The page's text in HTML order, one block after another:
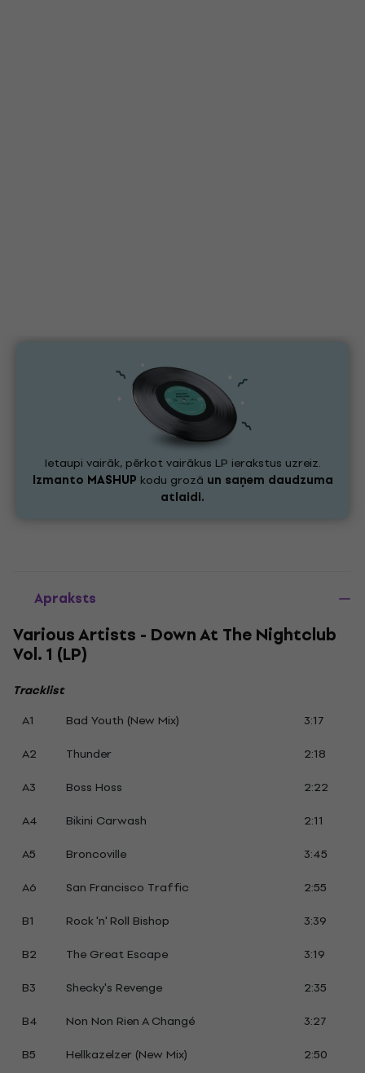
Ietaupi vairāk, pērkot vairākus LP ierakstus uzreiz.
Izmanto MASHUP kodu grozā un saņem daudzuma
atlaidi.
Apraksts
Various Artists - Down At The Nightclub
Vol. 1 (LP)
Tracklist
A1
Bad Youth (New Mix)
3:17
A2
Thunder
2:18
A3
Boss Hoss
2:22
A4
Bikini Carwash
2:11
A5
Broncoville
3:45
A6
San Francisco Traffic
2:55
B1
Rock 'n' Roll Bishop
3:39
B2
The Great Escape
3:19
B3
Shecky's Revenge
2:35
B4
Non Non Rien A Changé
3:27
B5
Hellkazelzer (New Mix) 2:50